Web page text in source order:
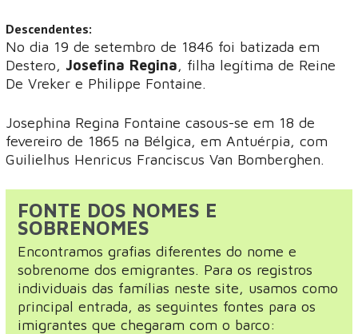
Descendentes:
No dia 19 de setembro de 1846 foi batizada em
Destero, Josefina Regina, filha legítima de Reine
De Vreker e Philippe Fontaine.
Josephina Regina Fontaine casous-se em 18 de
fevereiro de 1865 na Bélgica, em Antuérpia, com
Guilielhus Henricus Franciscus Van Bomberghen.
FONTE DOS NOMES E
SOBRENOMES
Encontramos grafias diferentes do nome e
sobrenome dos emigrantes. Para os registros
individuais das famílias neste site, usamos como
principal entrada, as seguintes fontes para os
imigrantes que chegaram com o barco: